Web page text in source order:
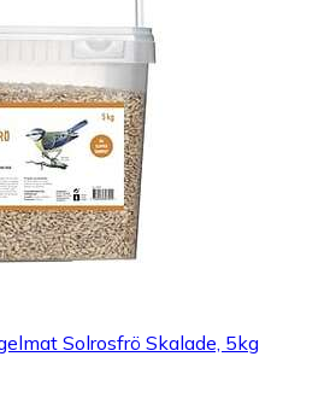
Solrosfrö Skalade, 5kg